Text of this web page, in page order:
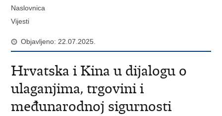
Naslovnica
Vijesti
Objavljeno: 22.07.2025.
Hrvatska i Kina u dijalogu o
ulaganjima, trgovini i
međunarodnoj sigurnosti